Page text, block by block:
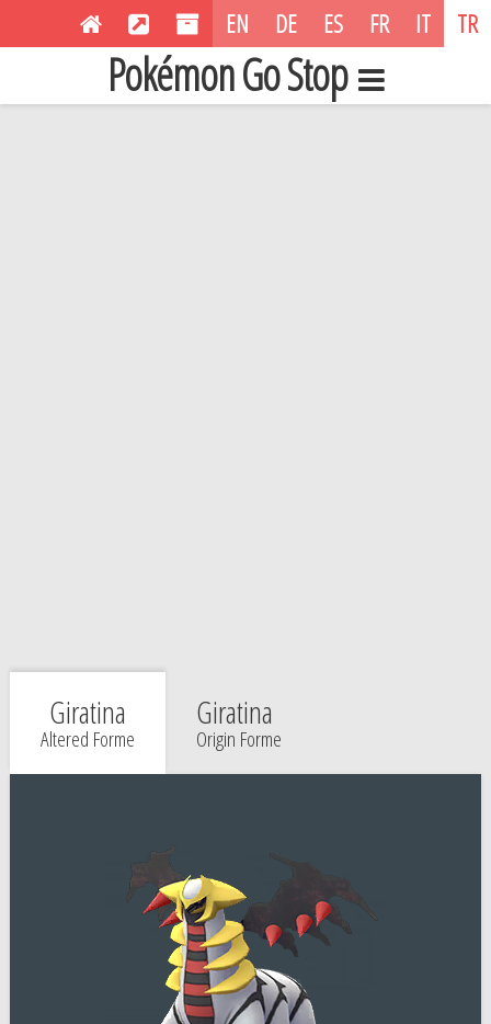
EN DE ES FR IT TR
Pokémon Go Stop
Giratina
Altered Forme
Giratina
Origin Forme